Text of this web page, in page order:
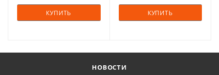
1
Единицы измерения
КУПИТЬ
1
Единицы измерения
КУПИТЬ
НОВОСТИ